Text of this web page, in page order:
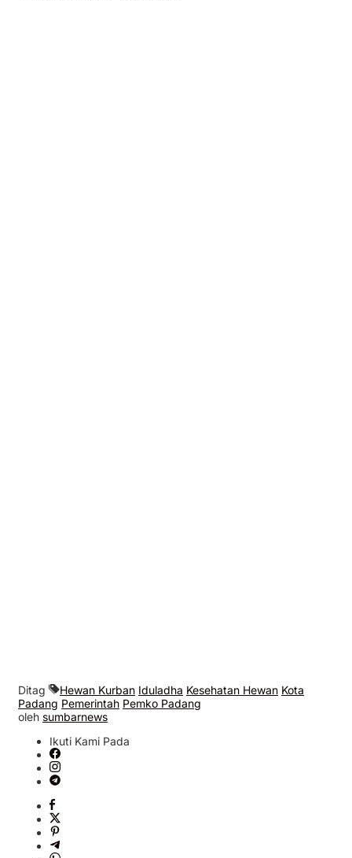
Ditag Hewan Kurban Iduladha Kesehatan Hewan Kota
Padang Pemerintah Pemko Padang
oleh sumbarnews
Ikuti Kami Pada